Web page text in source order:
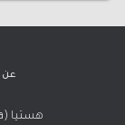
عن
هستيا (Hestia) | تّم التطوير بواسطة